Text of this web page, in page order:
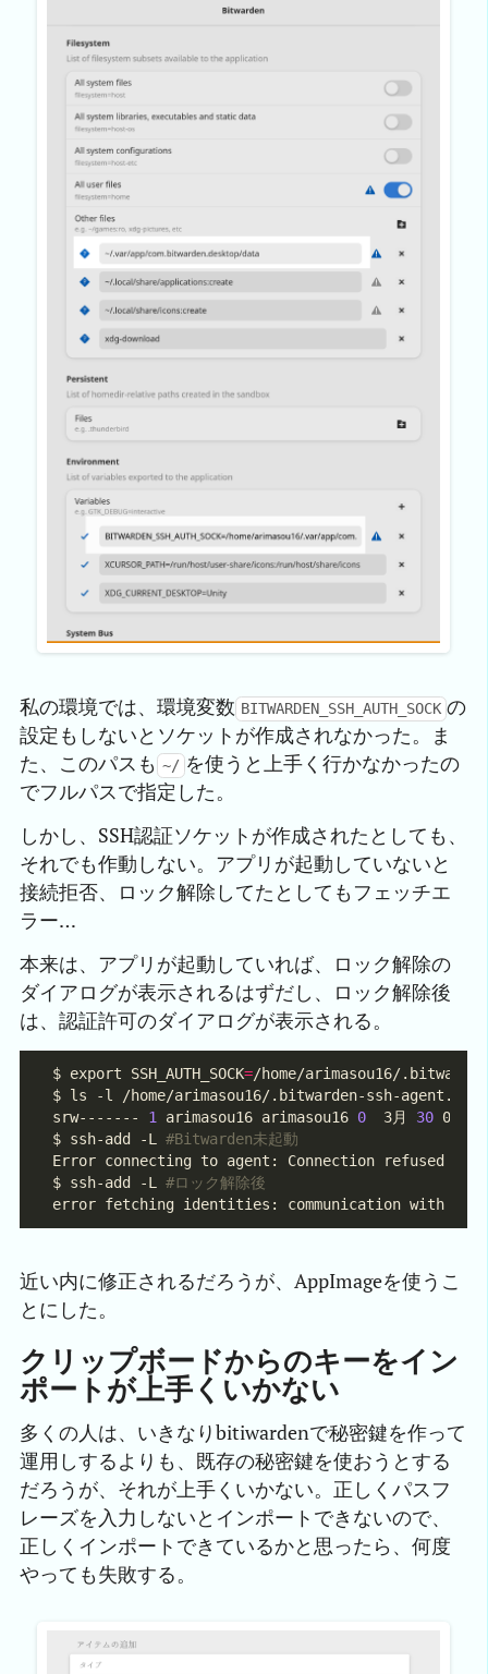
私の環境では、環境変数 BITWARDEN_SSH_AUTH_SOCK の
設定もしないとソケットが作成されなかった。ま
た、このパスも ~/ を使うと上手く行かなかったの
でフルパスで指定した。
しかし、SSH認証ソケットが作成されたとしても、
それでも作動しない。アプリが起動していないと
接続拒否、ロック解除してたとしてもフェッチエ
ラー…
本来は、アプリが起動していれば、ロック解除の
ダイアログが表示されるはずだし、ロック解除後
は、認証許可のダイアログが表示される。
$ export SSH_AUTH_SOCK=
srw------- 1 arimasou16 arimasou16 0
  3月
30
$ ssh-add -L #Bitwarden未起動
$ ssh-add -L #ロック解除後
近い内に修正されるだろうが、AppImageを使うこ
とにした。
クリップボードからのキーをイン
ポートが上手くいかない
多くの人は、いきなりbitiwardenで秘密鍵を作って
運用しするよりも、既存の秘密鍵を使おうとする
だろうが、それが上手くいかない。正しくパスフ
レーズを入力しないとインポートできないので、
正しくインポートできているかと思ったら、何度
やっても失敗する。